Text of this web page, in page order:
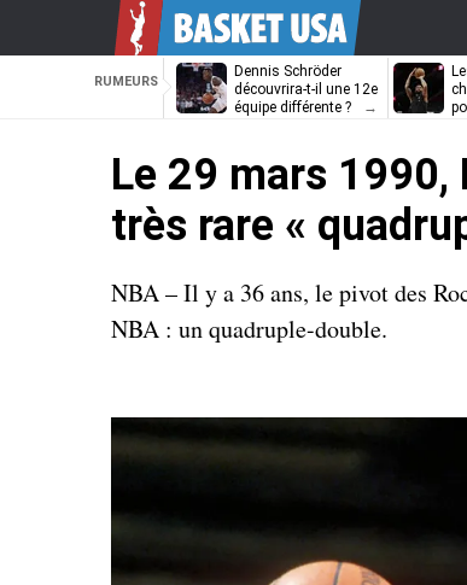
RUMEURS
Dennis Schröder
découvrira-t-il une 12e
équipe différente ?
Le 29 mars 1990,
très rare «
NBA – Il y a 36 ans, le pivot des
NBA : un quadruple-double.